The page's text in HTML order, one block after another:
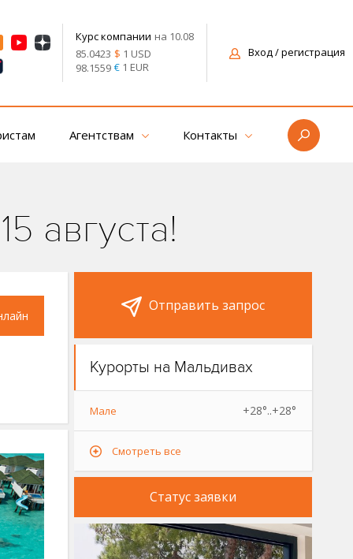
Курс компании на 10.08
85.0423 $ 1 USD
98.1559 €1 EUR
Вход/ регистрация
Агентствам Контакты
августа!
Отправить запрос
Курорты на Мальдивах
Мале +28°..+28°
Смотреть все
Статус заявки